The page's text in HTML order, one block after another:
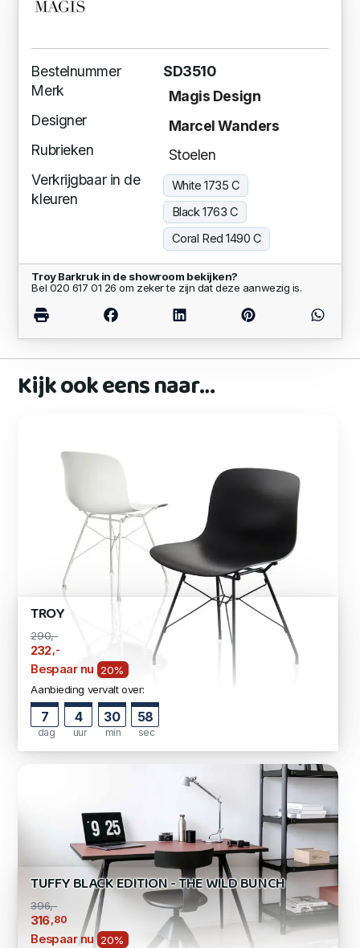
Bestelnummer
SD3510
Merk
Magis Design
Designer
Marcel Wanders
Rubrieken
Stoelen
Verkrijgbaar in de
kleuren
White 1735 C
Black 1763 C
Coral Red 1490 C
Troy Barkruk in de showroom bekijken?
Bel 020 617 01 26 om zeker te zijn dat deze aanwezig is.
Kijk ook eens naar…
TROY
290,-
232,-
Bespaar nu
20%
Aanbieding vervalt over:
7
dag
4
uur
30
min
57
sec
TUFFY BLACK EDITION - THE WILD BUNCH
396,-
316,80
Bespaar nu 20%